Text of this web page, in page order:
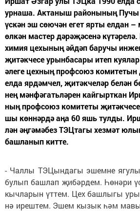
ур­на­ша. Ак­та­ныш ра­йо­ны­ның
үс­кән эш сө­ю­чән егет яр­ты ел­дан –
өл­кән мас­тер дә­рә­җә­се­нә
хи­мия це­хы­ның әй­дәп ба­ру­чы
җи­тәк­че­се урын­ба­са­ры итеп
әле­ге цех­ның проф­со­юз
ел­да яр­дәм­чел, җи­тәк­че­ләр бе­лән
нең мән­фә­гать­лә­рен кай­гырт­кан
ның проф­со­юз ко­ми­те­ты
шы көн­нәр­дә аңа 60 яшь тул­ды.
лән әң­гә­мә­без ТЭЦ­та­гы хез­мәт
баш­ла­нып кит­те.
- Чал­лы ТЭ­Цын­да­гы эшем­не
бу­лып баш­лап җи­бәр­дем. Һө­нә­ри
кыч­ла­рын үт­тем. Цех баш­лы­гы
нә иреш­тем. Эшем кы­зык һәм